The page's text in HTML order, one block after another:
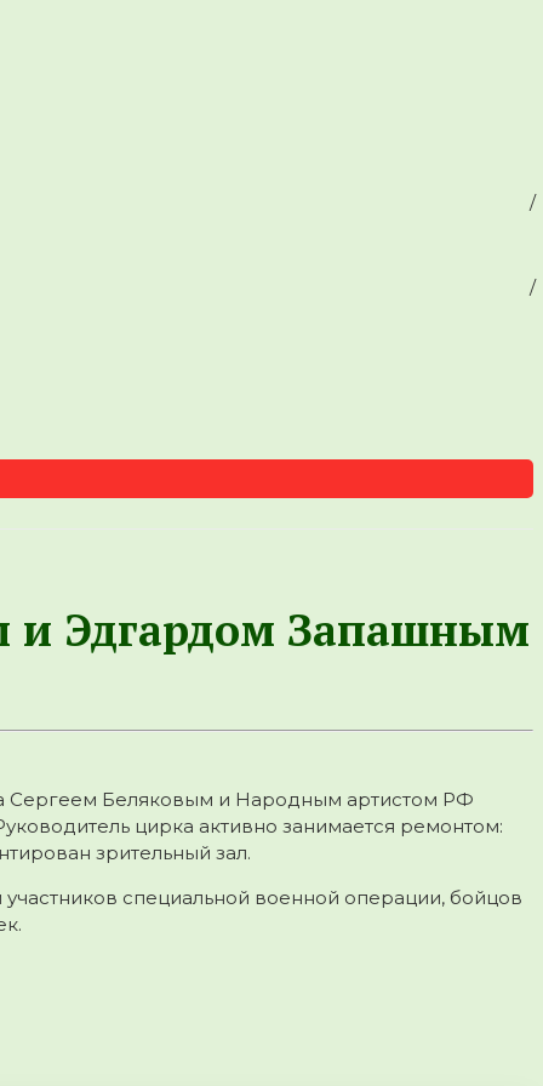
и Эдгардом Запашным
Сергеем Беляковым и Народным артистом РФ
цирка активно занимается ремонтом:
зрительный зал.
специальной военной операции, бойцов